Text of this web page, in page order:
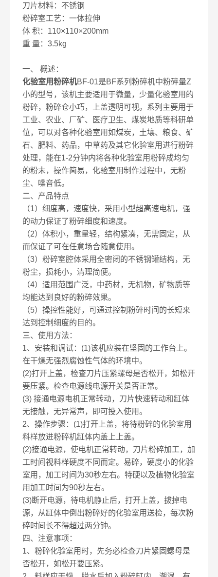
刀片材料：不锈钢
粉碎室工艺：一体拉伸
体 积：110×110×200mm
重 量：3.5kg
一、 概述：
化验室用粉碎机BF-01是BF系列粉碎机中粉碎量Z
小的型号，该机主要适用于微量，少量化验室用的
粉碎，粉碎仓小巧，上盖透明可视。系列主要用于
工业、农业、厂矿、医疗卫生、煤炭地质等科研单
位，可以对各种化验室用如煤炭，土壤、粮食、矿
石、肥料、药品，中草药及其它化验室用进行粉碎
处理，能在1-2分钟内将各种化验室用粉碎成均匀
的粉末，操作简易，化验室用制作过程中，无粉
尘、噪音低。
二、产品特点
（1）细度高，速度快，采用小型超高速电机，强
的动力保证了粉碎细度和速度。
（2）体积小，重量轻，结构紧凑，无需固定，从
而保证了可在任意场合随意使用。
（3）粉碎室腔体采用全密闭的不锈钢罐结构，无
粉尘，损耗小，清理简便。
（4）适用范围广泛，中药材，无机物，矿物质等
均能达到良好的粉碎效果。
（5）操控性能好，可通过控制粉碎时间的长短来
达到控制细度的目的。
三、使用方法：
1、安装和调试：(1)该机应装在坚固的工作台上。
在干燥无强烈腐蚀性气体的环境中。
(2)打开上盖，检查刀片压紧螺母是否松开，如松开
要压紧。检查电源线电源开关是否正常。
(3) 接通电源电机正常转动，刀片快速转动和缸体
无接触，无异常声，即可投入使用。
2、操作步骤：(1)打开上盖，将待粉碎的化验室用
料样放进粉碎机缸体内盖上上盖。
(2)接通电源，使电机正常转动，刀片粉碎加工，加
工时间视料样硬度不同而定。易碎，硬度小的化验
室用，加工时间为30秒左右。特硬以及植物化验室
用加工时间为90秒左右。
(3)断开电源，待电机静止后，打开上盖，拔掉电
源，从缸体中倒出粉碎好的化验室用送检，每次粉
碎时间长不得超过两分钟。
四、注意事项：
1、粉碎化验室用时，先务必检查刀片紧固螺母是
否松开，如松开要压紧。